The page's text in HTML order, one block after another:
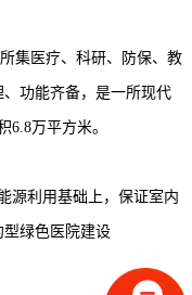
集医疗、科研、防保、教
功能齐备， 是一所现代
6.8万平方米。
源利用基础上，保证室内
绿色医院建设